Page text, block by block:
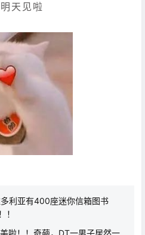
天见啦
利亚有400座迷你信箱图书
！